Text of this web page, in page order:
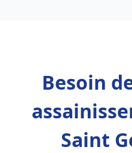
Besoin
Saint